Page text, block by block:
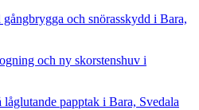
och snörasskydd i Bara,
och ny skorstenshuv i
papptak i Bara, Svedala